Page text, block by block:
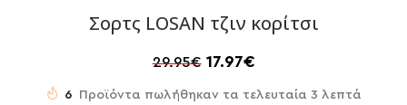
Σορτς LOSAN τζιν κορίτσι
29.95€ 17.97€
6 Προϊόντα πωλήθηκαν τα τελευταία 3 λεπτά